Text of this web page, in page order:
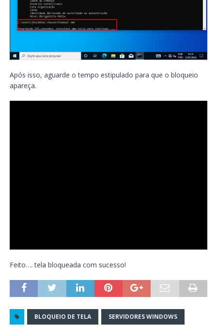
Após isso, aguarde o tempo estipulado para que o bloqueio
apareça.
Feito…. tela bloqueada com sucesso!
BLOQUEIO DE TELA SERVIDORES WINDOWS